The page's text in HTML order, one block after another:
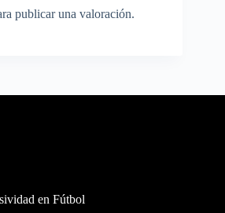
publicar una valoración.
en Fútbol